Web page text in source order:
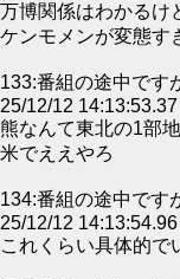
万博関係はわかるけ
ケンモメンが変態す
133:番組の途中です
25/12/12
熊なんて東北の1部
米でええやろ
134:番組の途中です
25/12/12
これくらい具体的で